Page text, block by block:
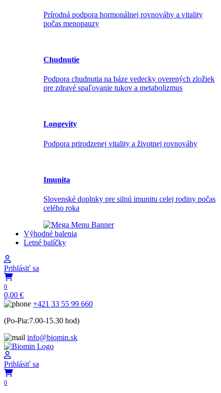
Prírodná podpora hormonálnej rovnováhy a vitality
počas menopauzy
Chudnutie
Podpora chudnutia na báze vedecky overených zložiek
pre zdravé spaľovanie tukov a metabolizmus
Longevity
Podpora prirodzenej vitality a životnej rovnováhy
Imunita
Slovenské doplnky pre silnú imunitu celej rodiny počas
celého roka
Výhodné balenia
Letné balíčky
Prihlásiť sa
0
0,00 €
+421 33 55 99 660
(Po-Pia:7.00-15.30 hod)
info@biomin.sk
Prihlásiť sa
0